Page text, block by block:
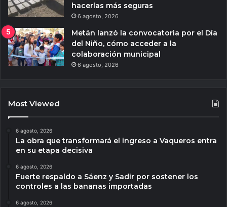
hacerlas más seguras
6 agosto, 2026
Metán lanzó la convocatoria por el Día
del Niño, cómo acceder a la
colaboración municipal
6 agosto, 2026
Most Viewed
6 agosto, 2026
La obra que transformará el ingreso a Vaqueros entra
en su etapa decisiva
6 agosto, 2026
Fuerte respaldo a Sáenz y Sadir por sostener los
controles a las bananas importadas
6 agosto, 2026